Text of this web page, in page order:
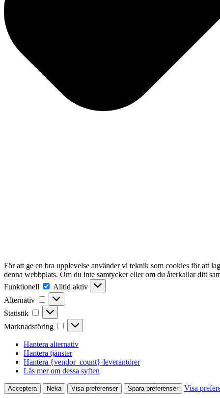
För att ge en bra upplevelse använder vi teknik som cookies för att
denna webbplats. Om du inte samtycker eller om du återkallar ditt
Funktionell
Funktionell
Alltid aktiv
Alternativ
Alternativ
Statistik Statistik
Marknadsföring Marknadsföring
Hantera alternativ
Hantera tjänster
Hantera {vendor_count}-leverantörer
Läs mer om dessa syften
Acceptera Neka Visa preferenser Spara preferenser Visa